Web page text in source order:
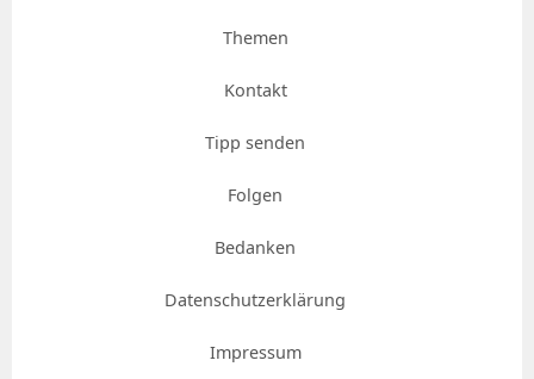
Themen
Kontakt
Tipp senden
Folgen
Bedanken
Datenschutzerklärung
Impressum